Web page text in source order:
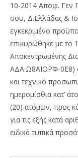
10-2014 Αποφ. Γεν
σου, Δ.Ελλάδας &
εγκεκριμένο
επικυρώθηκε με
Αποκεντρωμένης
ΑΔΑ:Ω8ΑΙΟΡΦ-0Ε8)
και τεχνικό
ημερομίσθια κατ’
(20) ατόμων, προς
για τις εξής κατά
ειδικά τυπικά